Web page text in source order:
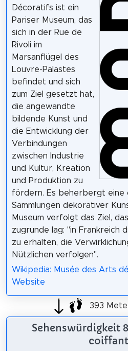
Décoratifs ist ein
Pariser Museum, das
sich in der Rue de
Rivoli im
Marsanflügel des
Louvre-Palastes
befindet und sich
zum Ziel gesetzt hat,
die angewandte
bildende Kunst und
die Entwicklung der
Verbindungen
zwischen Industrie
und Kultur, Kreation
und Produktion zu
fördern. Es beherbergt eine
Sammlungen dekorativer
Museum verfolgt das Ziel,
zugrunde lag: "in Frankreich
zu erhalten, die
Nützlichen verfolgen".
Wikipedia: Musée des Arts
Website
393
Sehenswürdigkeit
coiffant